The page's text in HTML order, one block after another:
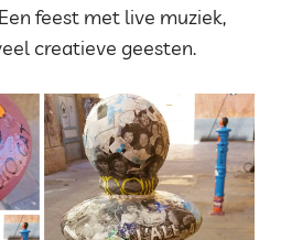
feest met live muziek,
creatieve geesten.